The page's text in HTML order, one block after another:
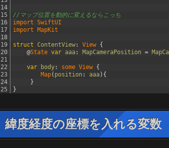
14
15
16
17
18
19
20
21
22
23
24
25
//マップ位置を動的に変えるならこっち
import SwiftUI
import MapKit
struct ContentView : View {
@State var aaa : MapCameraPosition =
var body : some View {
Map( position : aaa) {
}
}
緯度経度の座標を入れる変数